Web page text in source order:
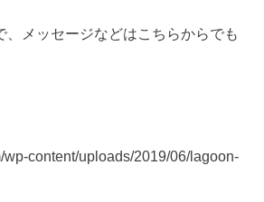
、メッセージなどはこちらからでも
wp-content/uploads/2019/06/lagoon-